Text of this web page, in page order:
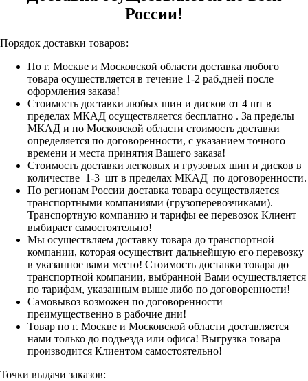
России!
Порядок доставки товаров:
По г. Москве и Московской области доставка любого
товара осуществляется в течение 1-2 раб.дней после
оформления заказа!
Стоимость доставки любых шин и дисков от 4 шт в
пределах МКАД осуществляется бесплатно . За пределы
МКАД и по Московской области стоимость доставки
определяется по договоренности, с указанием точного
времени и места принятия Вашего заказа!
Стоимость доставки легковых и грузовых шин и дисков в
количестве 1-3 шт в пределах МКАД по договоренности.
По регионам России доставка товара осуществляется
транспортными компаниями (грузоперевозчиками).
Транспортную компанию и тарифы ее перевозок Клиент
выбирает самостоятельно!
Мы осуществляем доставку товара до транспортной
компании, которая осуществит дальнейшую его перевозку
в указанное вами место! Стоимость доставки товара до
транспортной компании, выбранной Вами осуществляется
по тарифам, указанным выше либо по договоренности!
Самовывоз возможен по договоренности
преимущественно в рабочие дни!
Товар по г. Москве и Московской области доставляется
нами только до подъезда или офиса! Выгрузка товара
производится Клиентом самостоятельно!
Точки выдачи заказов: